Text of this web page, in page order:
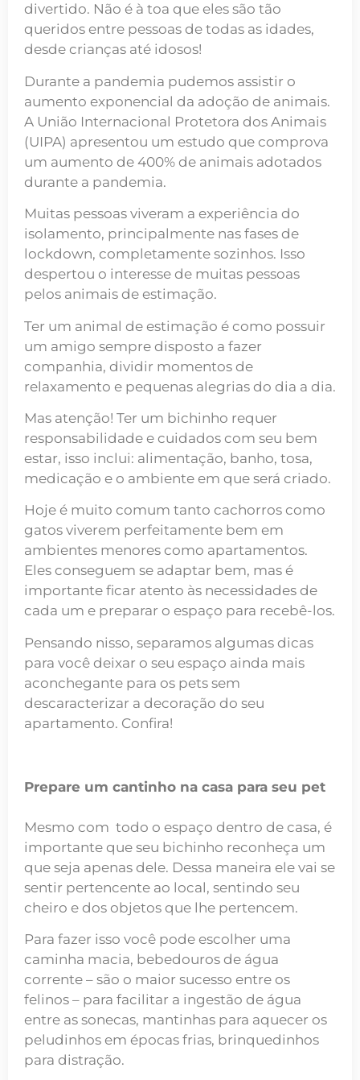
divertido. Não é à toa que eles são tão
queridos entre pessoas de todas as idades,
desde crianças até idosos!
Durante a pandemia pudemos assistir o
aumento exponencial da adoção de animais.
A União Internacional Protetora dos Animais
(UIPA) apresentou um estudo que comprova
um aumento de 400% de animais adotados
durante a pandemia.
Muitas pessoas viveram a experiência do
isolamento, principalmente nas fases de
lockdown, completamente sozinhos. Isso
despertou o interesse de muitas pessoas
pelos animais de estimação.
Ter um animal de estimação é como possuir
um amigo sempre disposto a fazer
companhia, dividir momentos de
relaxamento e pequenas alegrias do dia a dia.
Mas atenção! Ter um bichinho requer
responsabilidade e cuidados com seu bem
estar, isso inclui: alimentação, banho, tosa,
medicação e o ambiente em que será criado.
Hoje é muito comum tanto cachorros como
gatos viverem perfeitamente bem em
ambientes menores como apartamentos.
Eles conseguem se adaptar bem, mas é
importante ficar atento às necessidades de
cada um e preparar o espaço para recebê-los.
Pensando nisso, separamos algumas dicas
para você deixar o seu espaço ainda mais
aconchegante para os pets sem
descaracterizar a decoração do seu
apartamento. Confira!
Prepare um cantinho na casa para seu pet
Mesmo com todo o espaço dentro de casa, é
importante que seu bichinho reconheça um
que seja apenas dele. Dessa maneira ele vai se
sentir pertencente ao local, sentindo seu
cheiro e dos objetos que lhe pertencem.
Para fazer isso você pode escolher uma
caminha macia, bebedouros de água
corrente – são o maior sucesso entre os
felinos – para facilitar a ingestão de água
entre as sonecas, mantinhas para aquecer os
peludinhos em épocas frias, brinquedinhos
para distração.